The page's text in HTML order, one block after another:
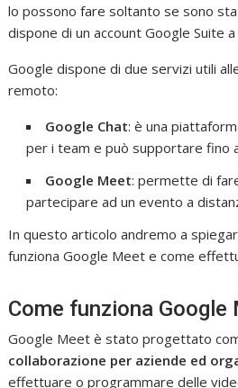
lo possono fare soltanto se sono
dispone di un account Google Suite
Google dispone di due servizi utili
remoto:
Google Chat: è una
per i team e può supportare fino
Google Meet: permette di
partecipare ad un evento a
In questo articolo andremo a
funziona Google Meet e come
Come funziona Google
Google Meet è stato progettato
collaborazione per aziende ed
effettuare o programmare delle